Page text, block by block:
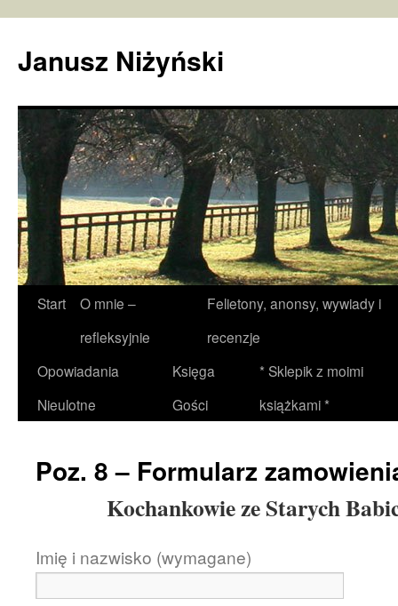
Janusz Niżyński
Przejdź
treści
Start
O mnie –
refleksyjnie
Felietony, anonsy, wywiady i
recenzje
Opowiadania
Nieulotne
Księga
Gości
* Sklepik z moimi
książkami *
Poz. 8 – Formularz
Kochankowie ze Starych
Imię i nazwisko (wymagane)